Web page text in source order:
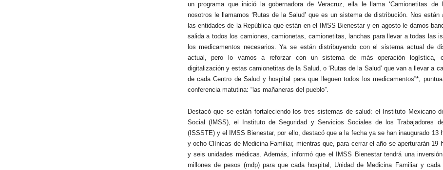
un programa que inició la gobernadora de Veracruz, ella le llama ‘Camionetitas de
nosotros le llamamos ‘Rutas de la Salud’ que es un sistema de distribución. Nos están
las entidades de la República que están en el IMSS Bienestar y en agosto le damos
salida a todos los camiones, camionetas, camionetitas, lanchas para llevar a todas las
los medicamentos necesarios. Ya se están distribuyendo con el sistema actual de
actual, pero lo vamos a reforzar con un sistema de más operación logística,
digitalización y estas camionetitas de la Salud, o ‘Rutas de la Salud’ que van a llevar a
de cada Centro de Salud y hospital para que lleguen todos los medicamentos”*,
conferencia matutina: “las mañaneras del pueblo”.
Destacó que se están fortaleciendo los tres sistemas de salud: el Instituto Mexicano
Social (IMSS), el Instituto de Seguridad y Servicios Sociales de los Trabajadores
(ISSSTE) y el IMSS Bienestar, por ello, destacó que a la fecha ya se han inaugurado 13
y ocho Clínicas de Medicina Familiar, mientras que, para cerrar el año se aperturarán 19
y seis unidades médicas. Además, informó que el IMSS Bienestar tendrá una
millones de pesos (mdp) para que cada hospital, Unidad de Medicina Familiar y cada